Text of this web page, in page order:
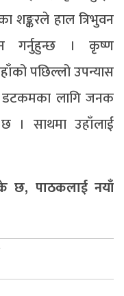
शङ्करले हाल त्रिभुवन
गर्नुहुन्छ । कृष्ण
पछिल्लो उपन्यास
डटकमका लागि जनक
छ । साथमा उहाँलाई
के छ, पाठकलाई नयाँ